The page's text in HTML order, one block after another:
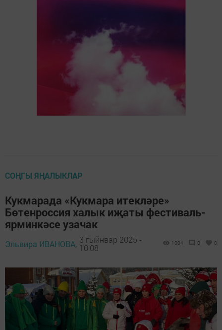
СОҢГЫ ЯҢАЛЫКЛАР
Кукмарада «Кукмара итекләре»
Бөтенроссия халык иҗаты фестиваль-
ярминкәсе узачак
Эльвира ИВАНОВА, 3 гыйнвар 2025 -
10:08
1004 0 0